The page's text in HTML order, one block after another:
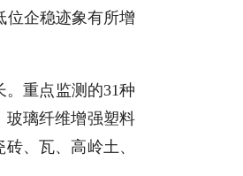
位企稳迹象有所增
。重点监测的31种
玻璃纤维增强塑料
、瓦、高岭土、